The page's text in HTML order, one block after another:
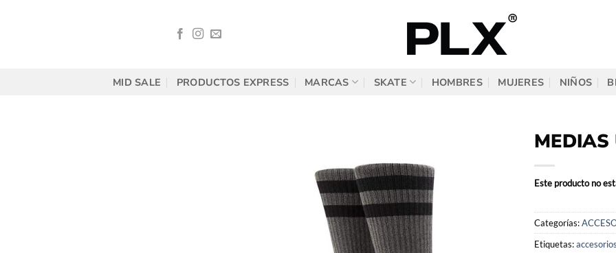
MID SALE PRODUCTOS EXPRESS MARCAS SKATE HOMBRES MUJERES NIÑOS
MEDIAS
Este producto no
Categorías:
Etiquetas:accesorios